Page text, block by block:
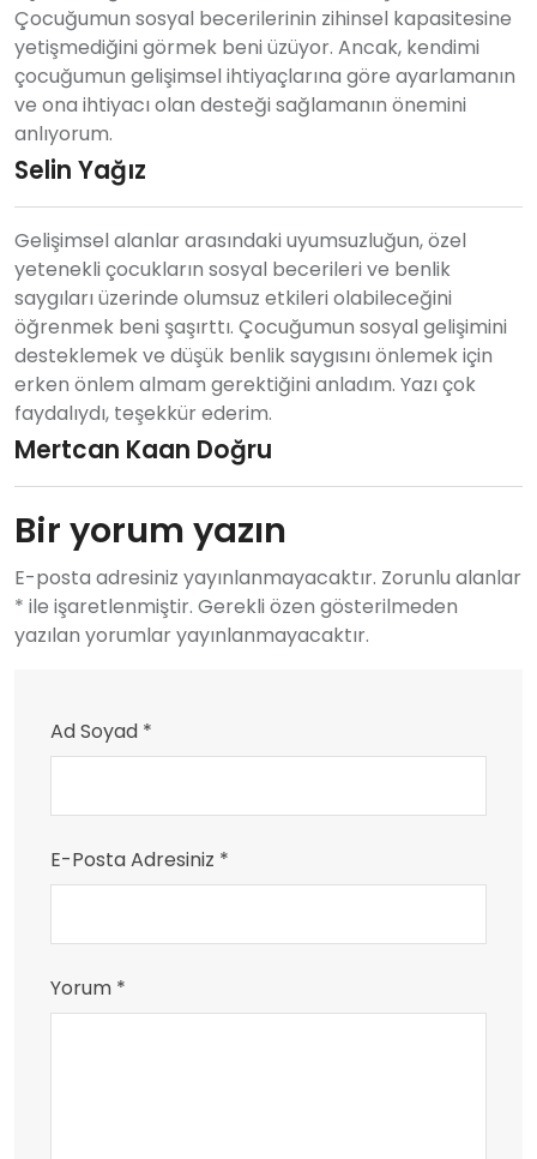
Çocuğumun sosyal becerilerinin zihinsel kapasitesine
yetişmediğini görmek beni üzüyor. Ancak, kendimi
çocuğumun gelişimsel ihtiyaçlarına göre ayarlamanın
ve ona ihtiyacı olan desteği sağlamanın önemini
anlıyorum.
Selin Yağız
Gelişimsel alanlar arasındaki uyumsuzluğun, özel
yetenekli çocukların sosyal becerileri ve benlik
saygıları üzerinde olumsuz etkileri olabileceğini
öğrenmek beni şaşırttı. Çocuğumun sosyal gelişimini
desteklemek ve düşük benlik saygısını önlemek için
erken önlem almam gerektiğini anladım. Yazı çok
faydalıydı, teşekkür ederim.
Mertcan Kaan Doğru
Bir yorum yazın
E-posta adresiniz yayınlanmayacaktır. Zorunlu alanlar
* ile işaretlenmiştir. Gerekli özen gösterilmeden
yazılan yorumlar yayınlanmayacaktır.
Ad Soyad *
E-Posta Adresiniz *
Yorum *